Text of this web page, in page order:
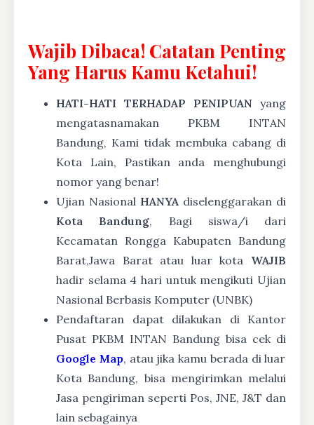
Wajib Dibaca! Catatan Penting
Yang Harus Kamu Ketahui!
HATI-HATI TERHADAP PENIPUAN yang
mengatasnamakan PKBM INTAN
Bandung, Kami tidak membuka cabang di
Kota Lain, Pastikan anda menghubungi
nomor yang benar!
Ujian Nasional HANYA diselenggarakan di
Kota Bandung, Bagi siswa/i dari
Kecamatan Rongga Kabupaten Bandung
Barat,Jawa Barat atau luar kota WAJIB
hadir selama 4 hari untuk mengikuti Ujian
Nasional Berbasis Komputer (UNBK)
Pendaftaran dapat dilakukan di Kantor
Pusat PKBM INTAN Bandung bisa cek di
Google Map, atau jika kamu berada di luar
Kota Bandung, bisa mengirimkan melalui
Jasa pengiriman seperti Pos, JNE, J&T dan
lain sebagainya